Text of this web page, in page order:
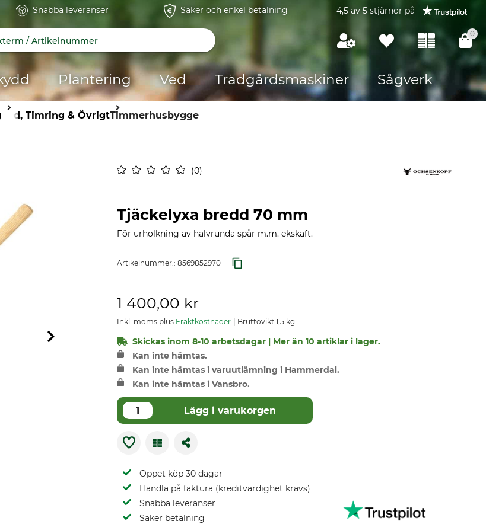
Snabba leveranser Säker och enkel betalning 4,5 av 5 stjärnor på
0
Plantering Ved Trädgårdsmaskiner Sågverk
Ved, Timring & ÖvrigtTimmerhusbygge
0
Tjäckelyxa bredd 70 mm
För urholkning av halvrunda spår m.m. ekskaft.
Artikelnummer.: 8569852970
1 400,00 kr
Inkl. moms plus Fraktkostnader Bruttovikt 1,5 kg
Skickas inom 8-10 arbetsdagar | Mer än 10 artiklar i lager.
Kan inte hämtas.
Kan inte hämtas i varuutlämning i Hammerdal.
Kan inte hämtas i Vansbro.
Lägg i varukorgen
Öppet köp 30 dagar
Handla på faktura (kreditvärdighet krävs)
Snabba leveranser
Säker betalning